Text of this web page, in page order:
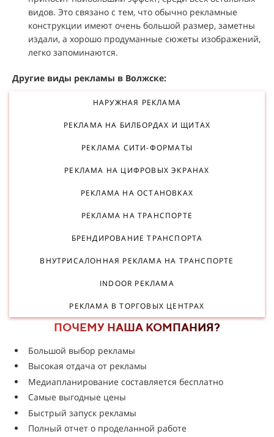
видов. Это связано с тем, что обычно рекламные
конструкции имеют очень большой размер, заметны
издали, а хорошо продуманные сюжеты изображений,
легко запоминаются.
Другие виды рекламы в Волжске:
НАРУЖНАЯ РЕКЛАМА
РЕКЛАМА НА БИЛБОРДАХ И ЩИТАХ
РЕКЛАМА СИТИ-ФОРМАТЫ
РЕКЛАМА НА ЦИФРОВЫХ ЭКРАНАХ
РЕКЛАМА НА ОСТАНОВКАХ
РЕКЛАМА НА ТРАНСПОРТЕ
БРЕНДИРОВАНИЕ ТРАНСПОРТА
ВНУТРИСАЛОННАЯ РЕКЛАМА НА ТРАНСПОРТЕ
INDOOR РЕКЛАМА
РЕКЛАМА В ТОРГОВЫХ ЦЕНТРАХ
ПОЧЕМУ НАША КОМПАНИЯ?
Большой выбор рекламы
Высокая отдача от рекламы
Медиапланирование составляется бесплатно
Самые выгодные цены
Быстрый запуск рекламы
Полный отчет о проделанной работе